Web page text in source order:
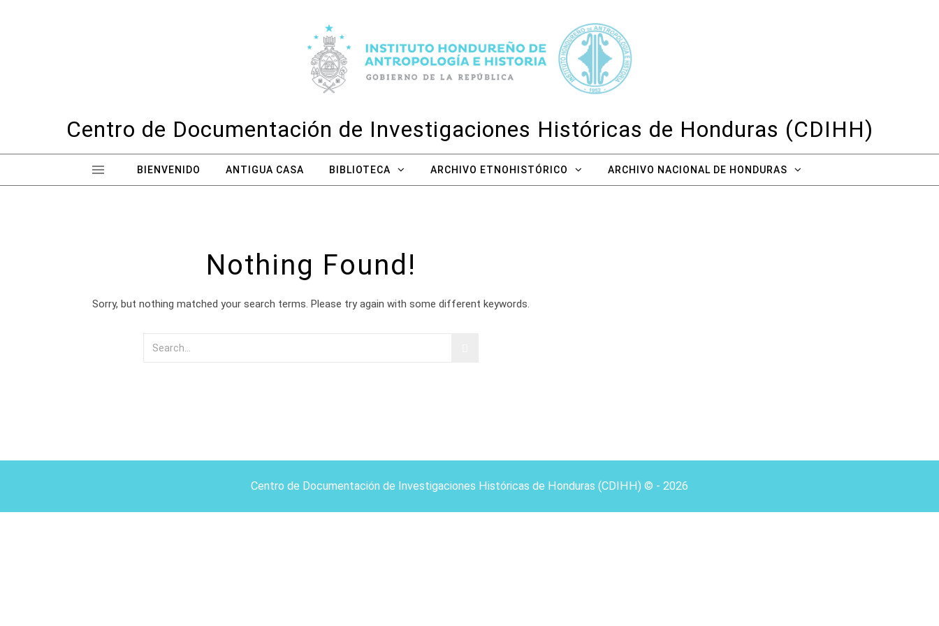
Centro de Documentación de Investigaciones Históricas de Honduras (CDIHH)
BIENVENIDO ANTIGUA CASA BIBLIOTECA ARCHIVO ETNOHISTÓRICO ARCHIVO NACIONAL DE HONDURAS
Nothing Found!
Sorry, but nothing matched your search terms. Please try again with some different keywords.
Centro de Documentación de Investigaciones Históricas de Honduras (CDIHH) © - 2026